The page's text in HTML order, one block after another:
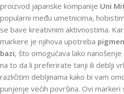
proizvod japanske kompanije Uni
popularni među umetnicima,
se bave kreativnim aktivnostima.
markere je njihova upotreba
bazi, što omogućava lako
na to da li preferirate tanji ili deblji
različitim debljinama kako bi vam
punjenje većih površina. Ovi markeri